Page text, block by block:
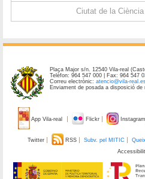
Ciutat de la
Plaça Major s/n. 12540 Vila-real
Telèfon: 964 547 000 | Fax: 964 547
Correu electrònic:atencio@vila-
Enviament de posada a disposició
App Vila-real Flickr Instagram
Twitter RSS Subv. pel MITIC